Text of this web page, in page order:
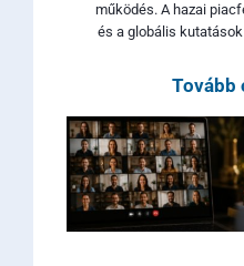
működés. A hazai
és a globális kutatások
Tovább